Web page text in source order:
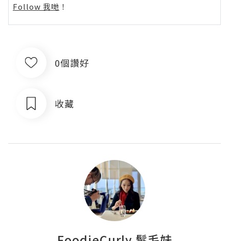
Follow 我哋 ！
0個讚好
收藏